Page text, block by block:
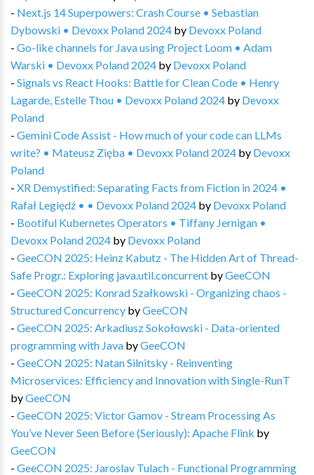
- Next.js 14 Superpowers: Crash Course • Sebastian
Dybowski • Devoxx Poland 2024 by Devoxx Poland
- Go-like channels for Java using Project Loom • Adam
Warski • Devoxx Poland 2024 by Devoxx Poland
- Signals vs React Hooks: Battle for Clean Code • Henry
Lagarde, Estelle Thou • Devoxx Poland 2024 by Devoxx
Poland
- Gemini Code Assist - How much of your code can LLMs
write? • Mateusz Zięba • Devoxx Poland 2024 by Devoxx
Poland
- XR Demystified: Separating Facts from Fiction in 2024 •
Rafał Legiędź • • Devoxx Poland 2024 by Devoxx Poland
- Bootiful Kubernetes Operators • Tiffany Jernigan •
Devoxx Poland 2024 by Devoxx Poland
- GeeCON 2025: Heinz Kabutz - The Hidden Art of Thread-
Safe Progr.: Exploring java.util.concurrent byGeeCON
- GeeCON 2025: Konrad Szałkowski - Organizing chaos -
Structured Concurrency byGeeCON
- GeeCON 2025: Arkadiusz Sokołowski - Data-oriented
programming with Java byGeeCON
- GeeCON 2025: Natan Silnitsky - Reinventing
Microservices: Efficiency and Innovation with Single-RunT
byGeeCON
- GeeCON 2025: Victor Gamov - Stream Processing As
You’ve Never Seen Before (Seriously): Apache Flink by
GeeCON
- GeeCON 2025: Jaroslav Tulach - Functional Programming